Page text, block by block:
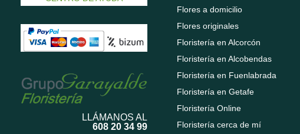
LLÁMANOS AL
608 20 34 99
Flores a domicilio
Flores originales
Floristería en Alcorcón
Floristería en Alcobendas
Floristería en Fuenlabrada
Floristería en Getafe
Floristería Online
Floristería cerca de mí